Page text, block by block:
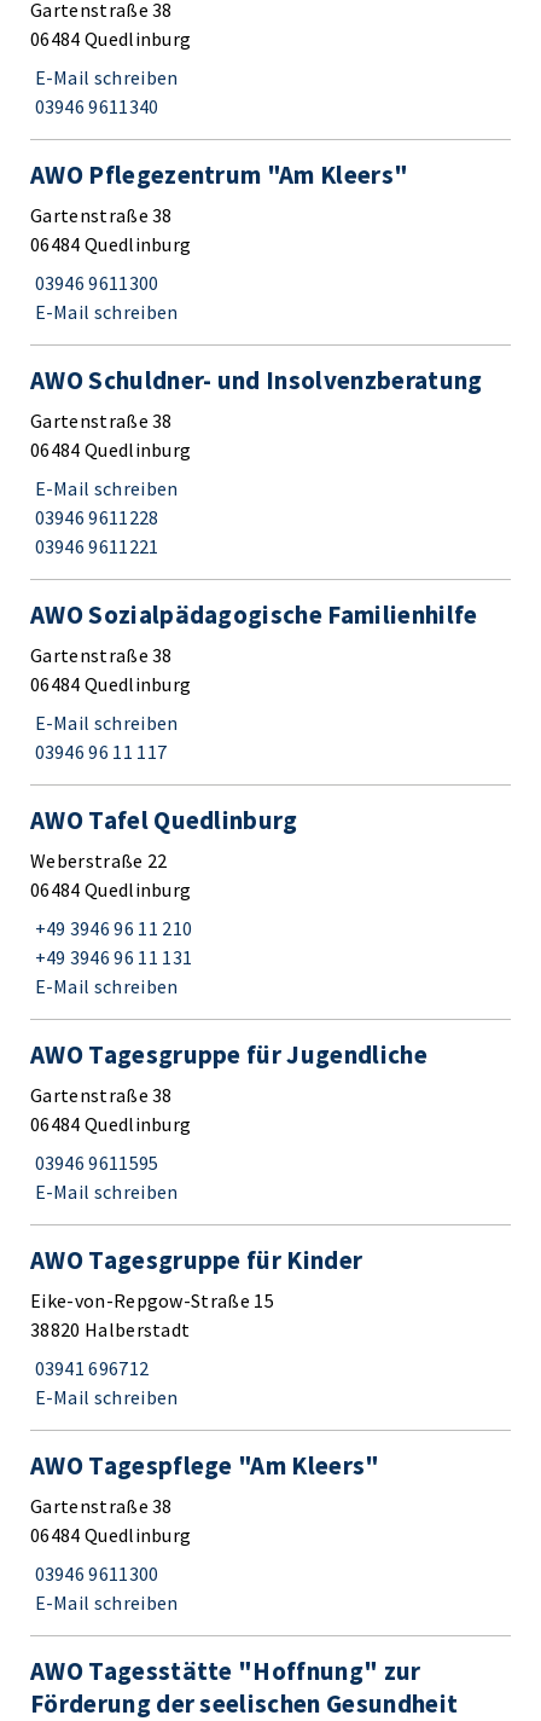
Gartenstraße 38
06484 Quedlinburg
E-Mail schreiben
03946 9611340
AWO Pflegezentrum "Am Kleers"
Gartenstraße 38
06484 Quedlinburg
03946 9611300
E-Mail schreiben
AWO Schuldner- und Insolvenzberatung
Gartenstraße 38
06484 Quedlinburg
E-Mail schreiben
03946 9611228
03946 9611221
AWO Sozialpädagogische Familienhilfe
Gartenstraße 38
06484 Quedlinburg
E-Mail schreiben
03946 96 11 117
AWO Tafel Quedlinburg
Weberstraße 22
06484 Quedlinburg
+49 3946 96 11 210
+49 3946 96 11 131
E-Mail schreiben
AWO Tagesgruppe für Jugendliche
Gartenstraße 38
06484 Quedlinburg
03946 9611595
E-Mail schreiben
AWO Tagesgruppe für Kinder
Eike-von-Repgow-Straße 15
38820 Halberstadt
03941 696712
E-Mail schreiben
AWO Tagespflege "Am Kleers"
Gartenstraße 38
06484 Quedlinburg
03946 9611300
E-Mail schreiben
AWO Tagesstätte "Hoffnung" zur
Förderung der seelischen Gesundheit